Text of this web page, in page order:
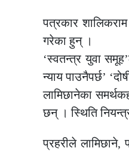
पत्रकार शालिकराम
गरेका हुन् ।
‘स्वतन्त्र युवा
न्याय पाउनैपर्छ’
लामिछानेका
छन् । स्थिति
प्रहरीले